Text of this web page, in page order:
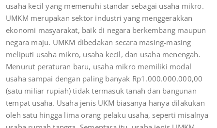
usaha kecil yang memenuhi standar sebagai usaha mikro.
UMKM merupakan sektor industri yang menggerakkan
ekonomi masyarakat, baik di negara berkembang maupun
negara maju. UMKM dibedakan secara masing-masing
meliputi usaha mikro, usaha kecil, dan usaha menengah.
Menurut peraturan baru, usaha mikro memiliki modal
usaha sampai dengan paling banyak Rp1.000.000.000,00
(satu miliar rupiah) tidak termasuk tanah dan bangunan
tempat usaha. Usaha jenis UKM biasanya hanya dilakukan
oleh satu hingga lima orang pelaku usaha, seperti misalnya